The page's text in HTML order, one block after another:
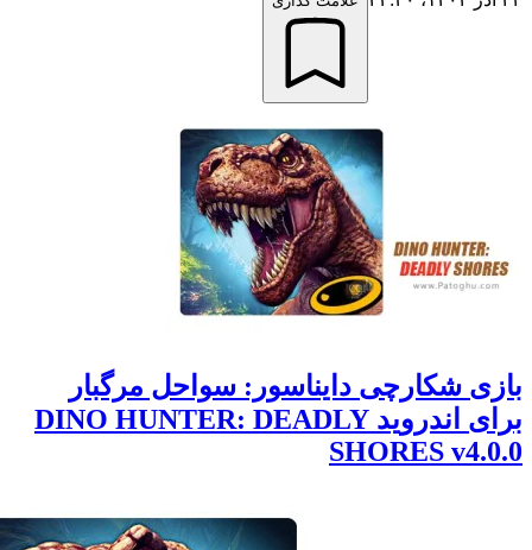
شکارچی دایناسور: سواحل مرگبار
برای اندروید DINO HUNTER: DEADLY
SHORES